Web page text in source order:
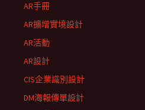
AR手冊
AR擴增實境設計
AR活動
AR設計
CIS企業識別設計
DM海報傳單設計